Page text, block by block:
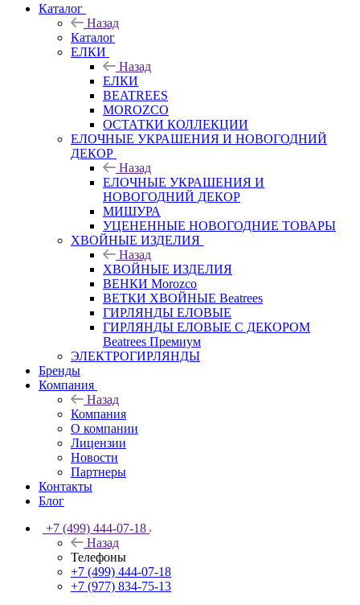
Каталог
Назад
Каталог
ЕЛКИ
Назад
ЕЛКИ
BEATREES
MOROZCO
ОСТАТКИ КОЛЛЕКЦИИ
ЕЛОЧНЫЕ УКРАШЕНИЯ И НОВОГОДНИЙ
ДЕКОР
Назад
ЕЛОЧНЫЕ УКРАШЕНИЯ И
НОВОГОДНИЙ ДЕКОР
МИШУРА
УЦЕНЕННЫЕ НОВОГОДНИЕ ТОВАРЫ
ХВОЙНЫЕ ИЗДЕЛИЯ
Назад
ХВОЙНЫЕ ИЗДЕЛИЯ
ВЕНКИ Morozco
ВЕТКИ ХВОЙНЫЕ Beatrees
ГИРЛЯНДЫ ЕЛОВЫЕ
ГИРЛЯНДЫ ЕЛОВЫЕ С ДЕКОРОМ
Beatrees Премиум
ЭЛЕКТРОГИРЛЯНДЫ
Бренды
Компания
Назад
Компания
О компании
Лицензии
Новости
Партнеры
Контакты
Блог
+7 (499) 444-07-18
Назад
Телефоны
+7 (499) 444-07-18
+7 (977) 834-75-13